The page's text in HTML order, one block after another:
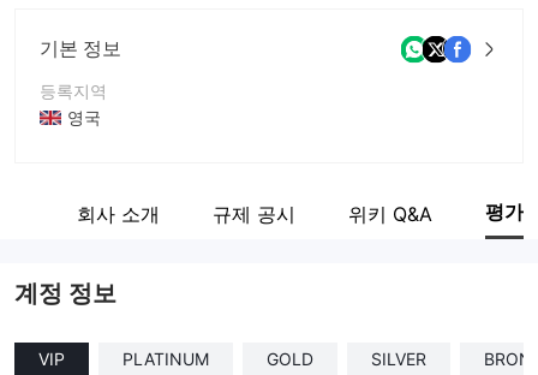
기본 정보
등록지역
영국
회사 전체 이름
회사 소개 규제 공시 위키 Q&A 평가
계정 정보
VIP PLATINUM GOLD SILVER